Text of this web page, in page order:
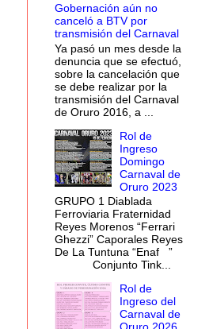
Gobernación aún no
canceló a BTV por
transmisión del Carnaval
Ya pasó un mes desde la
denuncia que se efectuó,
sobre la cancelación que
se debe realizar por la
transmisión del Carnaval
de Oruro 2016, a ...
Rol de
Ingreso
Domingo
Carnaval de
Oruro 2023
GRUPO 1 Diablada
Ferroviaria Fraternidad
Reyes Morenos “Ferrari
Ghezzi” Caporales Reyes
De La Tuntuna “Enaf ”
Conjunto Tink...
Rol de
Ingreso del
Carnaval de